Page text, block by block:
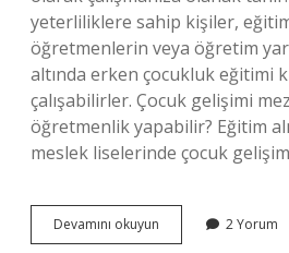
yeterliliklere sahip kişiler,
öğretmenlerin veya öğretim
altında erken çocukluk eğitimi
çalışabilirler. Çocuk gelişimi
öğretmenlik yapabilir? Eğitim
meslek liselerinde çocuk
Devamını okuyun
Gelişimi
2 Yorum